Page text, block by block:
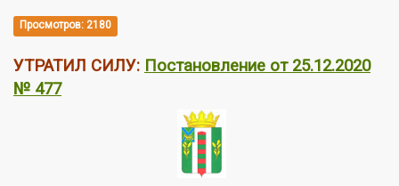
Просмотров: 2180
УТРАТИЛ СИЛУ: Постановление от 25.12.2020
№ 477